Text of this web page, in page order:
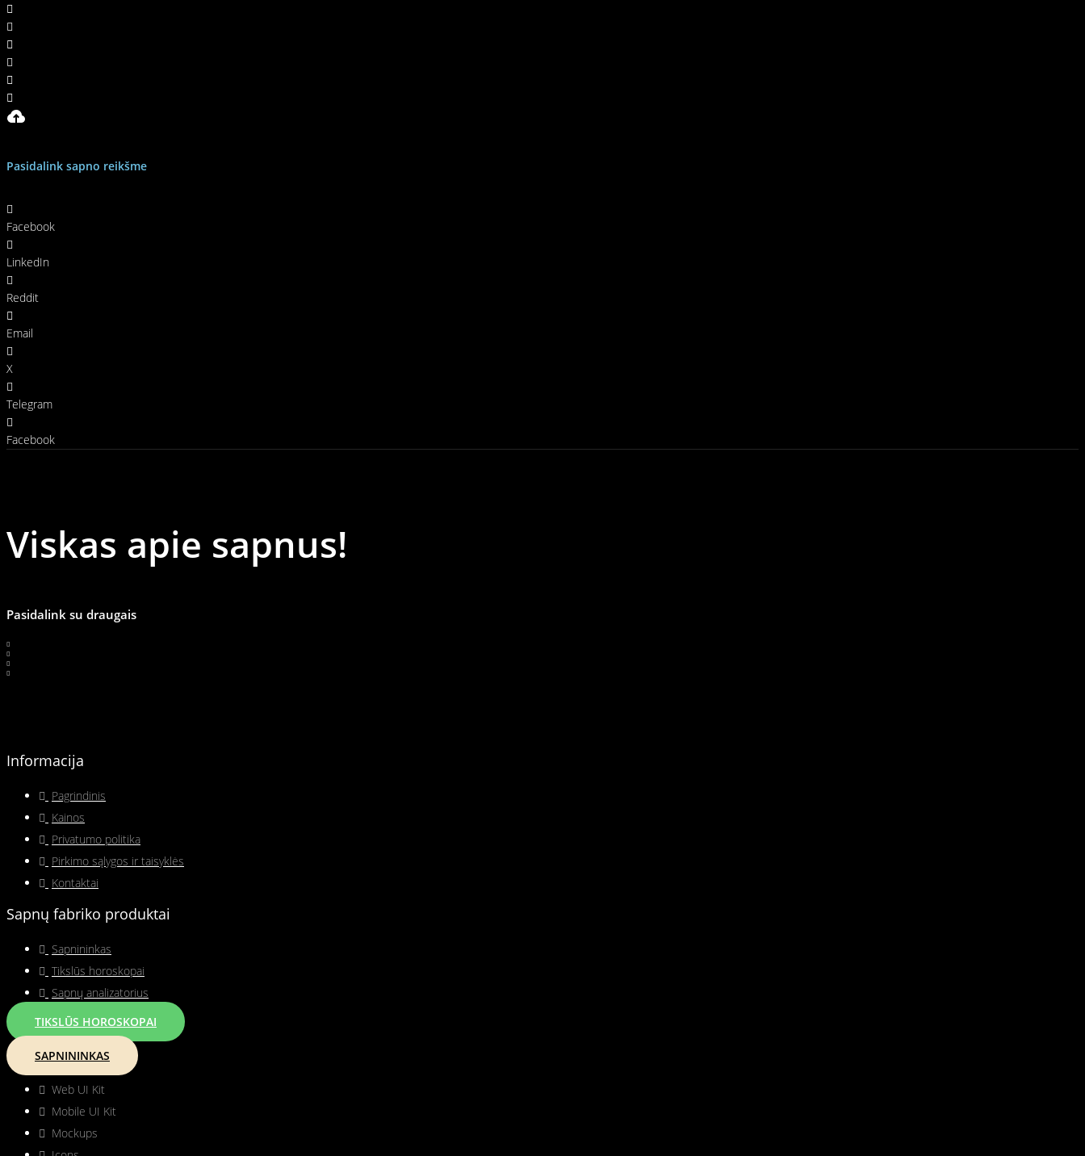
Pasidalink sapno reikšme
Facebook
LinkedIn
Reddit
Email
X
Telegram
Facebook
Viskas apie sapnus!
Pasidalink su draugais
Informacija
Pagrindinis
Kainos
Privatumo politika
Pirkimo sąlygos ir taisyklės
Kontaktai
Sapnų fabriko produktai
Sapnininkas
Tikslūs horoskopai
Sapnų analizatorius
TIKSLŪS HOROSKOPAI
SAPNININKAS
Web UI Kit
Mobile UI Kit
Mockups